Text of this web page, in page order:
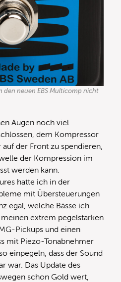
den neuen EBS Multicomp nicht
Augen noch viel
dem Kompressor
der Front zu spendieren,
der Kompression im
werden kann.
hatte ich in der
mit Übersteuerungen
egal, welche Bässe ich
extrem pegelstarken
Pickups und einen
mit Piezo-Tonabnehmer
einpegeln, dass der Sound
war. Das Update des
schon Gold wert,